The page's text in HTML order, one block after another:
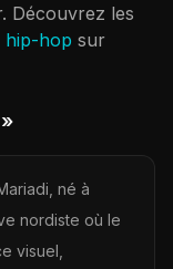
. Découvrez les
hip-hop sur
né à
nordiste où le
visuel,